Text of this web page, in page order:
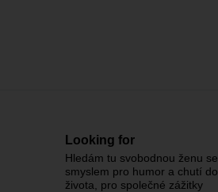
Looking for
Hledám tu svobodnou ženu se
smyslem pro humor a chutí do
života, pro společné zážitky